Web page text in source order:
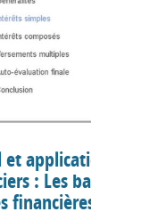
applications aux
: Les bases des
financières